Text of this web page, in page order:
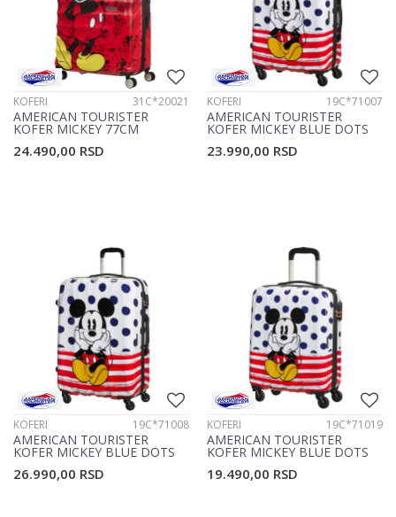
KOFERI 31C*20021
AMERICAN TOURISTER
KOFER MICKEY 77CM
24.490,00 RSD
KOFERI 19C*71007
AMERICAN TOURISTER
KOFER MICKEY BLUE DOTS
23.990,00 RSD
KOFERI 19C*71008
AMERICAN TOURISTER
KOFER MICKEY BLUE DOTS
26.990,00 RSD
KOFERI 19C*71019
AMERICAN TOURISTER
KOFER MICKEY BLUE DOTS
19.490,00 RSD